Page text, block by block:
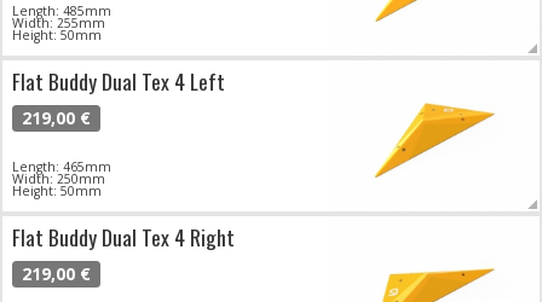
Length: 485mm
Width: 255mm
Height: 50mm
Flat Buddy Dual Tex 4 Left
219,00 €
Length: 465mm
Width: 250mm
Height: 50mm
Flat Buddy Dual Tex 4 Right
219,00 €